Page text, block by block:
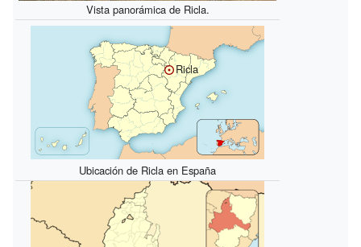
Vista panorámica de Ricla.
Ricla
Ubicación de Ricla en España